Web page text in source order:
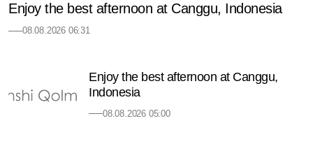
Enjoy the best afternoon at Canggu, Indonesia
08.08.2026 06:31
Enjoy the best afternoon at Canggu,
Indonesia
08.08.2026 05:00